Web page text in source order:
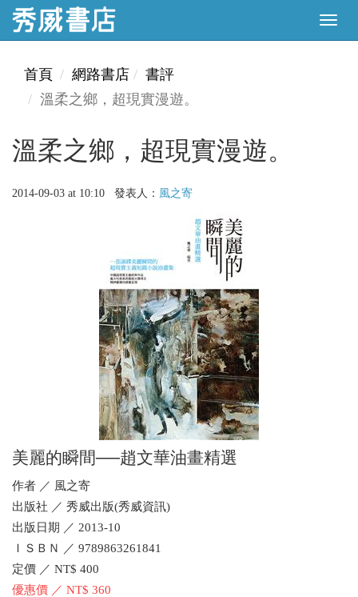
首頁 網路書店
書評
溫柔之鄉，超現實漫遊。
溫柔之鄉，超現實漫遊。
2014-09-03 at 10:10 發表人： 風之寄
美麗的瞬間──趙文華油畫精選
作者 ／ 風之寄
出版社 ／ 秀威出版(秀威資訊)
出版日期 ／ 2013-10
ＩＳＢＮ ／ 9789863261841
定價 ／ NT$ 400
優惠價 ／ NT$ 360